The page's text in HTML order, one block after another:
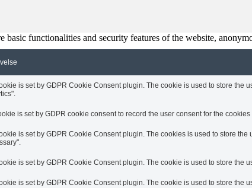
functionalities and security features of the website,
is set by GDPR Cookie Consent plugin. The cookie is used to store the
is set by GDPR cookie consent to record the user consent for the
is set by GDPR Cookie Consent plugin. The cookies is used to store
is set by GDPR Cookie Consent plugin. The cookie is used to store the
is set by GDPR Cookie Consent plugin. The cookie is used to store the